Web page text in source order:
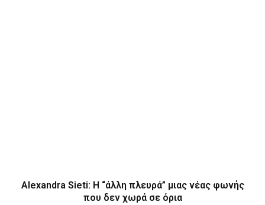
Alexandra Sieti: Η “άλλη πλευρά” μιας νέας φωνής
που δεν χωρά σε όρια